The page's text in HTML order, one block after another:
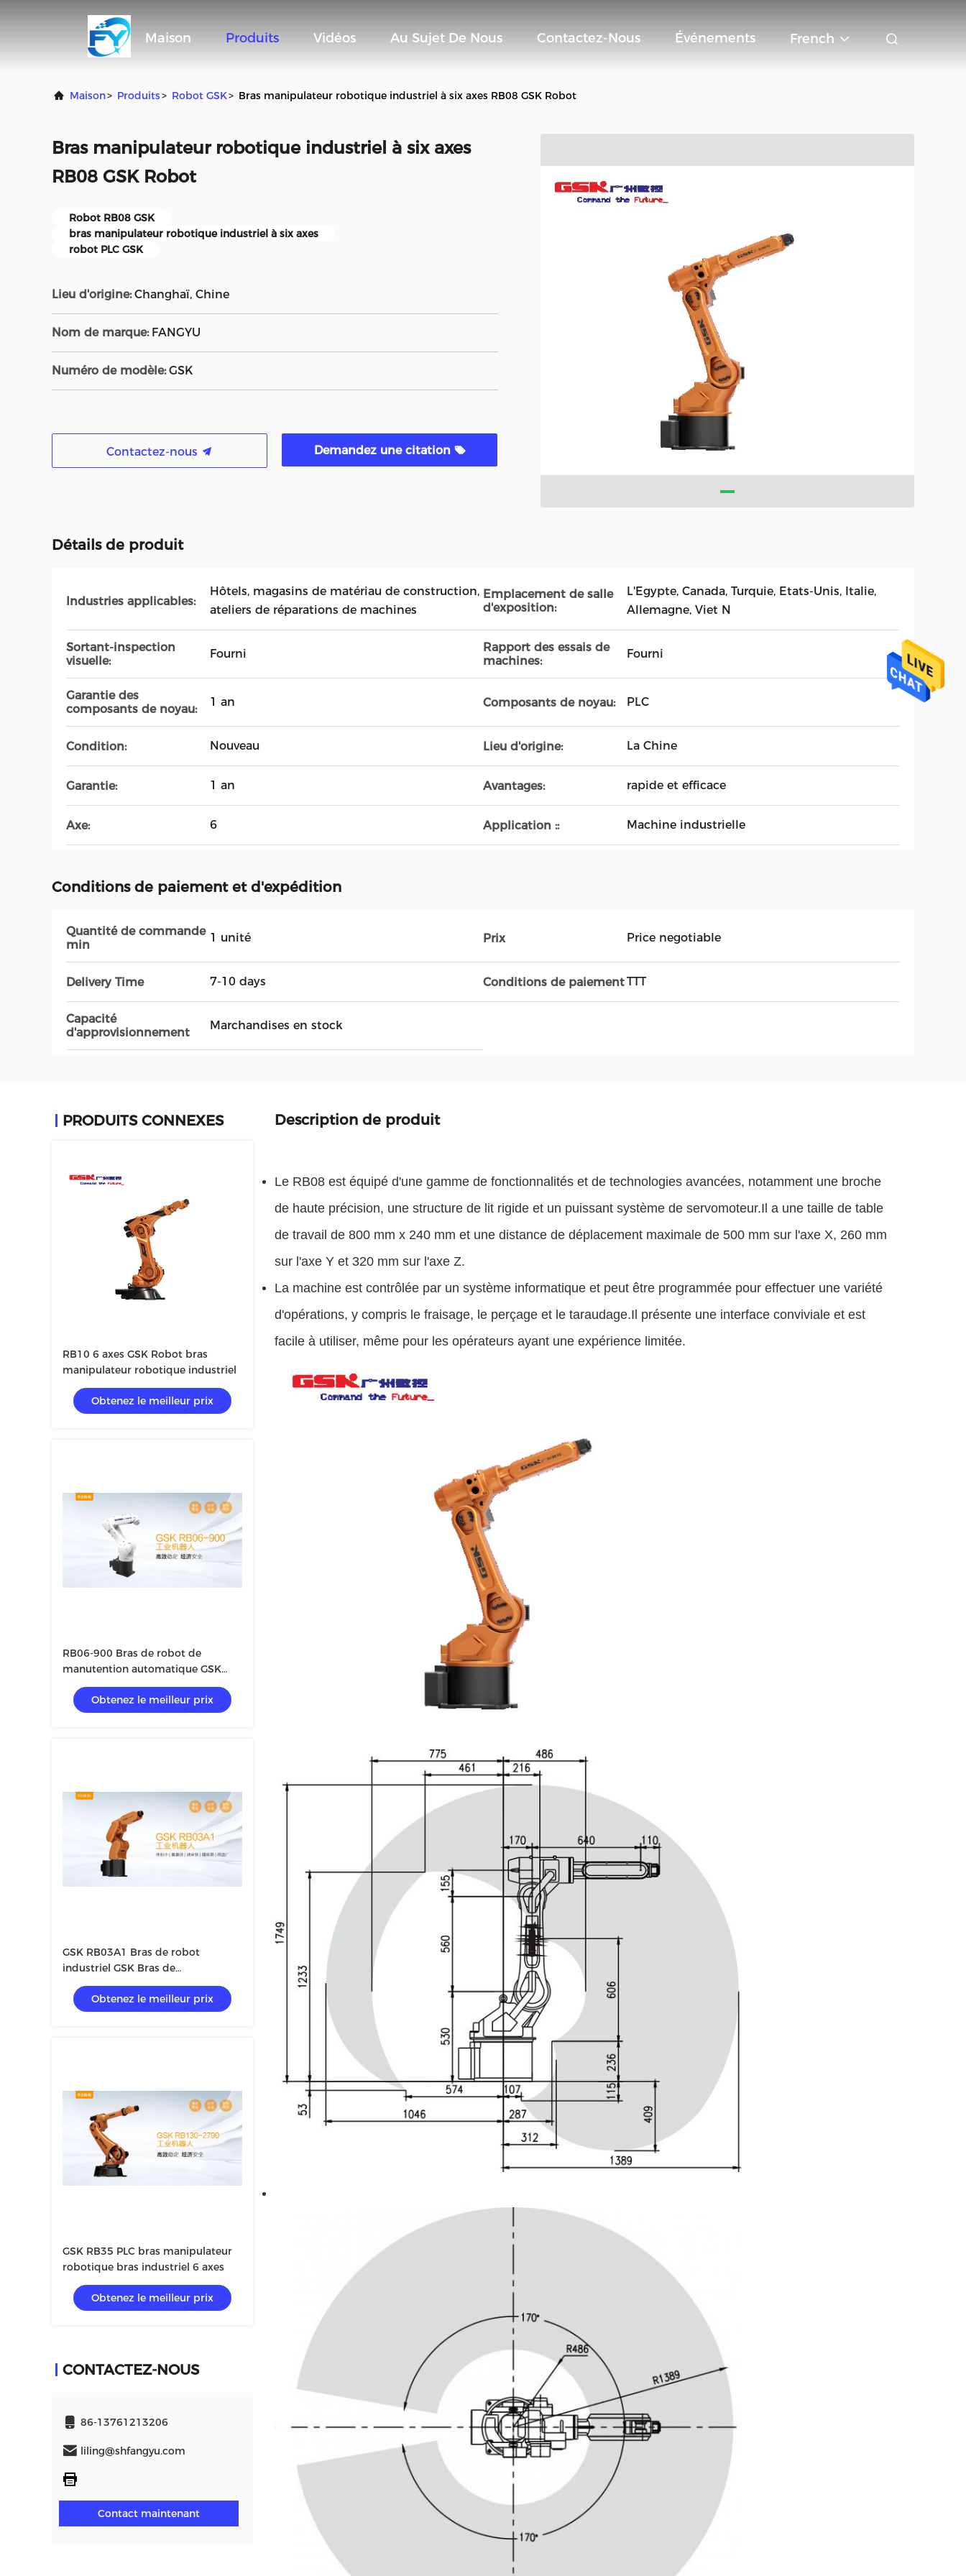
Maison Produits Vidéos Au Sujet De Nous Contactez-Nous Événements French
Maison> Produits> Robot GSK> Bras manipulateur robotique industriel à six axes RB08 GSK Robot
Bras manipulateur robotique industriel à six axes
RB08 GSK Robot
Robot RB08 GSK
bras manipulateur robotique industriel à six axes
robot PLC GSK
Lieu d'origine: Changhaï, Chine
Nom de marque: FANGYU
Numéro de modèle: GSK
Contactez-nous Demandez une citation
Détails de produit
Industries applicables:
Hôtels, magasins de matériau de construction,
ateliers de réparations de machines
Emplacement de salle
d'exposition:
L'Egypte, Canada, Turquie, Etats-Unis, Italie,
Allemagne, Viet N
Sortant-inspection
visuelle:
Fourni
Rapport des essais de
machines:
Fourni
Garantie des
composants de noyau:
1 an Composants de noyau: PLC
Condition: Nouveau Lieu d'origine: La Chine
Garantie: 1 an Avantages: rapide et efficace
Axe: 6 Application :: Machine industrielle
Conditions de paiement et d'expédition
Quantité de commande
min
1 unité Prix Price negotiable
Delivery Time 7-10 days Conditions de paiementTTT
Capacité
d'approvisionnement
Marchandises en stock
PRODUITS CONNEXES
RB10 6 axes GSK Robot bras
manipulateur robotique industriel
Obtenez le meilleur prix
RB06-900 Bras de robot de
manutention automatique GSK
Robot 6 axes
Obtenez le meilleur prix
GSK RB03A1 Bras de robot
industriel GSK Bras de
manipulateur robotique à six axes
Obtenez le meilleur prix
GSK RB35 PLC bras manipulateur
robotique bras industriel 6 axes
Obtenez le meilleur prix
CONTACTEZ-NOUS
86-13761213206
liling@shfangyu.com
Contact maintenant
Description de produit
Le RB08 est équipé d'une gamme de fonctionnalités et de technologies avancées, notamment une broche
de haute précision, une structure de lit rigide et un puissant système de servomoteur.Il a une taille de table
de travail de 800 mm x 240 mm et une distance de déplacement maximale de 500 mm sur l'axe X, 260 mm
sur l'axe Y et 320 mm sur l'axe Z.
La machine est contrôlée par un système informatique et peut être programmée pour effectuer une variété
d'opérations, y compris le fraisage, le perçage et le taraudage.Il présente une interface conviviale et est
facile à utiliser, même pour les opérateurs ayant une expérience limitée.